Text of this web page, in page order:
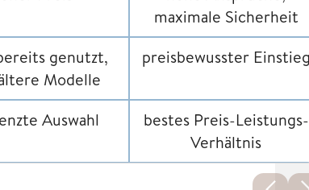
maximale Sicherheit
genutzt,
Modelle
preisbewusster
Auswahl
bestes Preis-Leistungs-
Verhältnis